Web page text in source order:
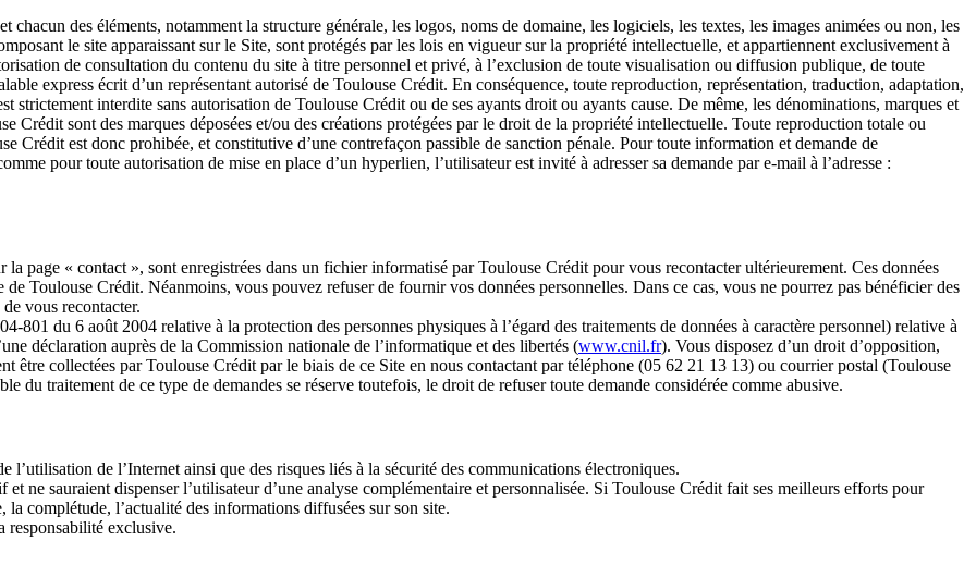
des éléments, notamment la structure générale, les logos, noms de domaine, les logiciels, les textes, les images animées ou non, les
le site apparaissant sur le Site, sont protégés par les lois en vigueur sur la propriété intellectuelle, et appartiennent exclusivement à
de consultation du contenu du site à titre personnel et privé, à l’exclusion de toute visualisation ou diffusion publique, de toute
express écrit d’un représentant autorisé de Toulouse Crédit. En conséquence, toute reproduction, représentation, traduction, adaptation,
strictement interdite sans autorisation de Toulouse Crédit ou de ses ayants droit ou ayants cause. De même, les dénominations, marques et
Crédit sont des marques déposées et/ou des créations protégées par le droit de la propriété intellectuelle. Toute reproduction totale ou
Crédit est donc prohibée, et constitutive d’une contrefaçon passible de sanction pénale. Pour toute information et demande de
pour toute autorisation de mise en place d’un hyperlien, l’utilisateur est invité à adresser sa demande par e-mail à l’adresse :
page « contact », sont enregistrées dans un fichier informatisé par Toulouse Crédit pour vous recontacter ultérieurement. Ces données
Toulouse Crédit. Néanmoins, vous pouvez refuser de fournir vos données personnelles. Dans ce cas, vous ne pourrez pas bénéficier des
vous recontacter.
du 6 août 2004 relative à la protection des personnes physiques à l’égard des traitements de données à caractère personnel) relative à
déclaration auprès de la Commission nationale de l’informatique et des libertés (www.cnil.fr). Vous disposez d’un droit d’opposition,
être collectées par Toulouse Crédit par le biais de ce Site en nous contactant par téléphone (05 62 21 13 13) ou courrier postal (Toulouse
traitement de ce type de demandes se réserve toutefois, le droit de refuser toute demande considérée comme abusive.
l’utilisation de l’Internet ainsi que des risques liés à la sécurité des communications électroniques.
ne sauraient dispenser l’utilisateur d’une analyse complémentaire et personnalisée. Si Toulouse Crédit fait ses meilleurs efforts pour
complétude, l’actualité des informations diffusées sur son site.
responsabilité exclusive.